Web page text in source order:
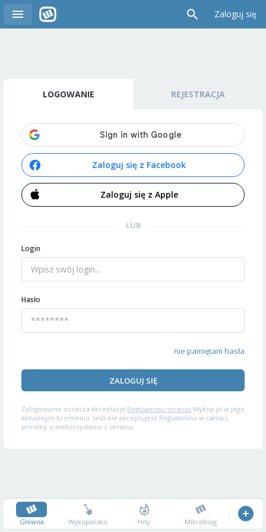
Zaloguj się
LOGOWANIE REJESTRACJA
Zaloguj się z Facebook
Zaloguj się z Apple
LUB
Login
Hasło
nie pamiętam hasła
ZALOGUJ SIĘ
Zalogowanie oznacza akceptację Regulaminu serwisu Wykop.pl w jego
aktualnym brzmieniu. Jeśli nie akceptujesz Regulaminu w całości,
prosimy o niekorzystanie z serwisu.
Główna Wykopalisko Hity Mikroblog